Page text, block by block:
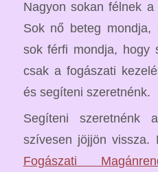
Nagyon sokan félnek
Sok nő beteg mondja,
sok férfi mondja, hogy
csak a fogászati
és segíteni szeretnénk.
Segíteni szeretnénk
szívesen jöjjön vissza.
Fogászati